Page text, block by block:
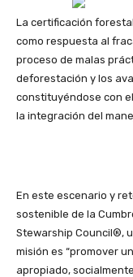
La certificación
como respuesta al
proceso de malas
deforestación y los
constituyéndose con
la integración del
En este escenario y
sostenible de la
Stewarship Council®,
misión es “promover
apropiado,